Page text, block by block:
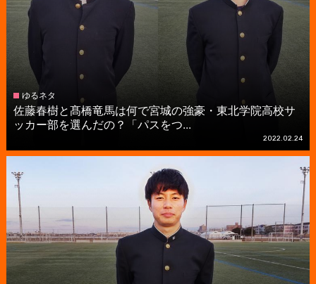
ゆるネタ
佐藤春樹と髙橋竜馬は何で宮城の強豪・東北学院高校サ
ッカー部を選んだの？「パスをつ...
2022.02.24